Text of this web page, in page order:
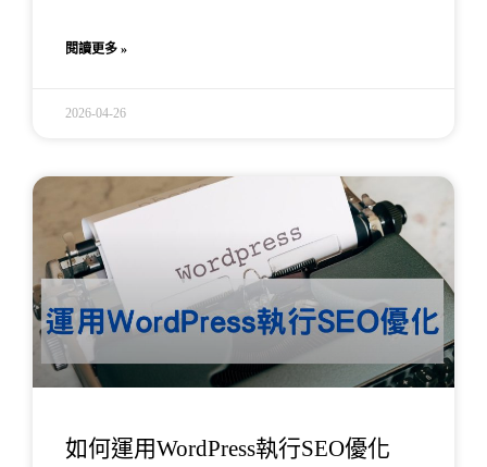
閱讀更多 »
2026-04-26
如何運用WordPress執行SEO優化